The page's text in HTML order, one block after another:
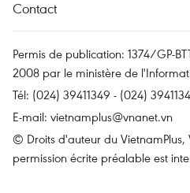
Contact
Permis de publication: 1374/GP-
2008 par le ministère de
Tél: (024) 39411349 - (024)
E-mail: vietnamplus@vnanet.vn
© Droits d'auteur du VietnamPlus,
permission écrite préalable est